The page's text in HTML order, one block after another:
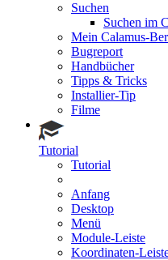
Suchen
Suchen im
Mein Calamus-
Bugreport
Handbücher
Tipps & Tricks
Installier-Tip
Filme
Tutorial
Tutorial
Anfang
Desktop
Menü
Module-Leiste
Koordinaten-